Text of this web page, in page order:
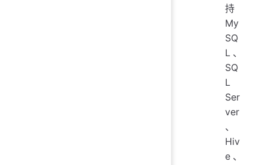
持
My
SQ
L、
SQ
L
Ser
ver
、
Hiv
e、